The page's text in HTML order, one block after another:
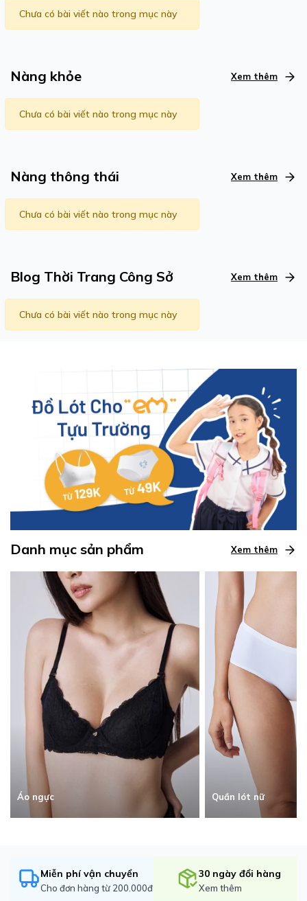
Chưa có bài viết nào trong mục này
Nàng khỏe Xem thêm
Chưa có bài viết nào trong mục này
Nàng thông thái Xem thêm
Chưa có bài viết nào trong mục này
Blog Thời Trang Công Sở Xem thêm
Chưa có bài viết nào trong mục này
Danh mục sản phẩm Xem thêm
Áo ngực Quần lót nữ
Miễn phí vận chuyển
Cho đơn hàng từ 200.000đ
30 ngày đổi hàng
Xem thêm